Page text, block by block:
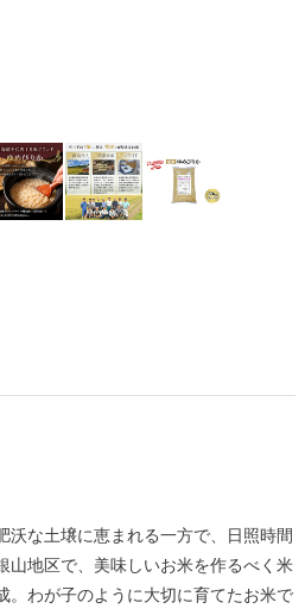
な土壌に恵まれる一方で、日照時間
山地区で、美味しいお米を作るべく米
。わが子のように大切に育てたお米で